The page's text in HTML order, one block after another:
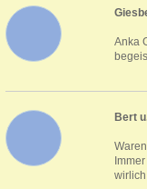
Anka
Bert